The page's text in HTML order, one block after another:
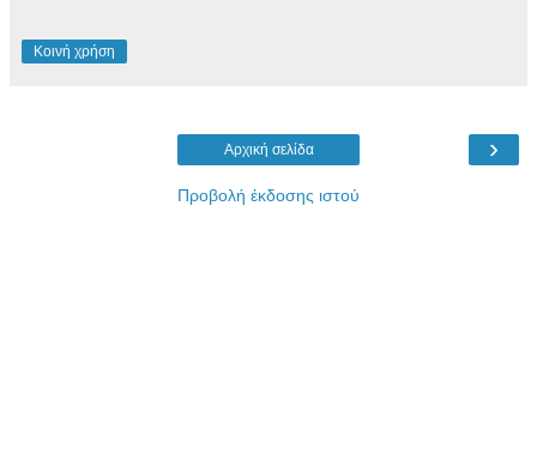
Κοινή χρήση
›
Αρχική σελίδα
Προβολή έκδοσης ιστού